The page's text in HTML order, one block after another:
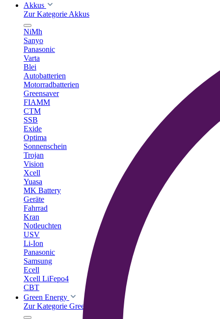
Akkus
Zur Kategorie Akkus
NiMh
Sanyo
Panasonic
Varta
Blei
Autobatterien
Motorradbatterien
Greensaver
FIAMM
CTM
SSB
Exide
Optima
Sonnenschein
Trojan
Vision
Xcell
Yuasa
MK Battery
Geräte
Fahrrad
Kran
Notleuchten
USV
Li-Ion
Panasonic
Samsung
Ecell
Xcell LiFepo4
CBT
Green Energy
Zur Kategorie Green Energy